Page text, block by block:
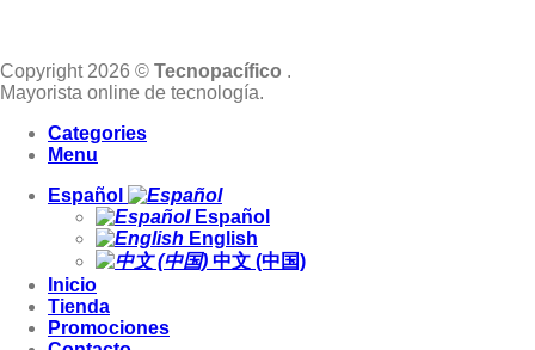
Copyright 2026 © Tecnopacífico .
Mayorista online de tecnología.
Categories
Menu
Español
Español
English
中文 (中国)
Inicio
Tienda
Promociones